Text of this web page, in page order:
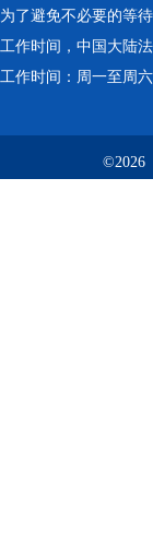
为了避免不必要的等
工作时间，中国大陆法
工作时间：周一至周
©2026